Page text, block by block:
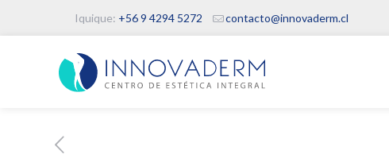
Iquique: +56 9 4294 5272 contacto@innovaderm.cl